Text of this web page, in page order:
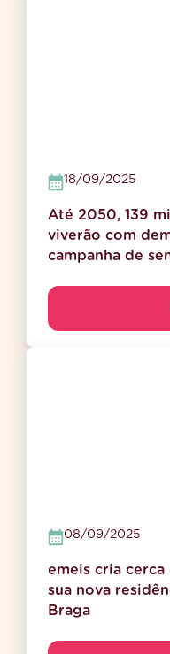
18/09/2025
Até 2050, 139
viverão com
campanha de
08/09/2025
emeis cria
sua nova
Braga